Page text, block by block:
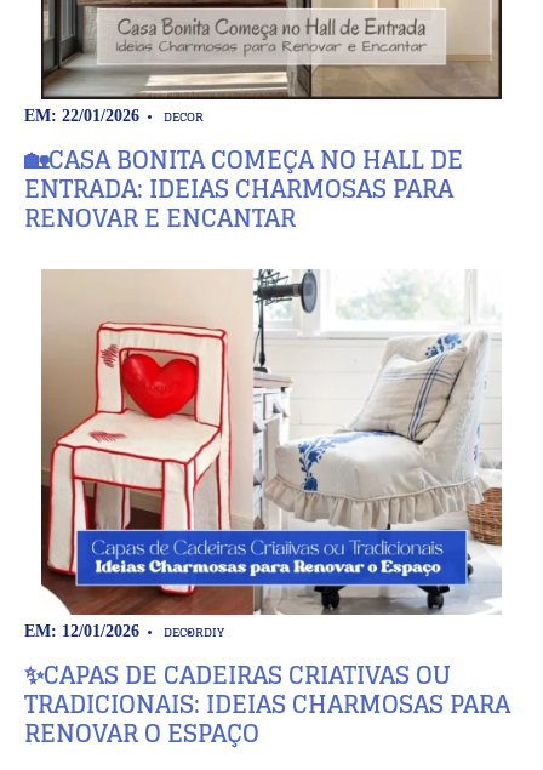
EM: 22/01/2026 DECOR
🏡CASA BONITA COMEÇA NO HALL DE
ENTRADA: IDEIAS CHARMOSAS PARA
RENOVAR E ENCANTAR
EM: 12/01/2026 DECORDIY
✨CAPAS DE CADEIRAS CRIATIVAS OU
TRADICIONAIS: IDEIAS CHARMOSAS PARA
RENOVAR O ESPAÇO